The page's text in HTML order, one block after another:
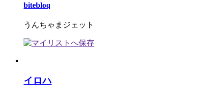
bitebloq
うんちゃまジェット
イロハ